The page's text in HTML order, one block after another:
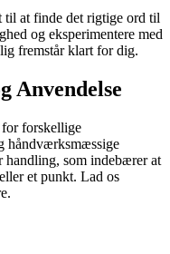
til at finde det rigtige ord til
og eksperimentere med
fremstår klart for dig.
Anvendelse
for forskellige
håndværksmæssige
handling, som indebærer at
et punkt. Lad os